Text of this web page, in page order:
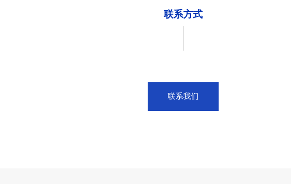
联系方式
联系我们